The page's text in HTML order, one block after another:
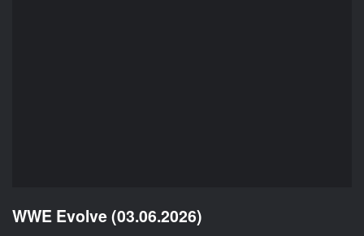
WWE Evolve (03.06.2026)